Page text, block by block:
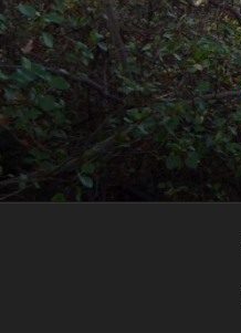
Zum
Inhalt
springen